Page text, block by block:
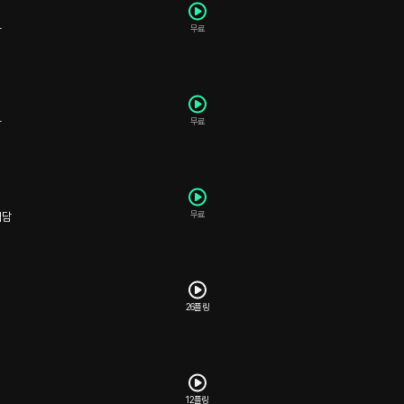
무료
무료
무료
26플링
12플링